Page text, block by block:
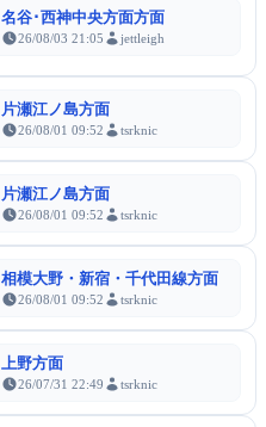
名谷･西神中央方面方面
26/08/03 21:05 jettleigh
片瀬江ノ島方面
26/08/01 09:52 tsrknic
片瀬江ノ島方面
26/08/01 09:52 tsrknic
相模大野・新宿・千代田線方面
26/08/01 09:52 tsrknic
上野方面
26/07/31 22:49 tsrknic